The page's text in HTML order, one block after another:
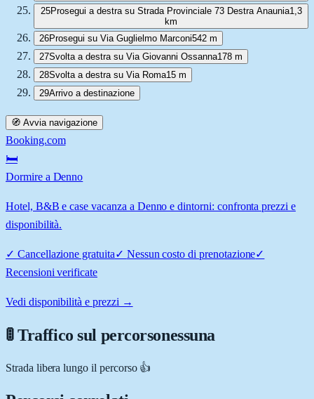
25Prosegui a destra su Strada Provinciale 73 Destra Anaunia1,3
km
26Prosegui su Via Guglielmo Marconi542 m
27Svolta a destra su Via Giovanni Ossanna178 m
28Svolta a destra su Via Roma15 m
29Arrivo a destinazione
🧭 Avvia navigazione
Booking.com
🛏️
Dormire a Denno
Hotel, B&B e case vacanza a Denno e dintorni: confronta prezzi e
disponibilità.
✓ Cancellazione gratuita✓ Nessun costo di prenotazione✓
Recensioni verificate
Vedi disponibilità e prezzi →
🚦 Traffico sul percorsonessuna
Strada libera lungo il percorso 👍